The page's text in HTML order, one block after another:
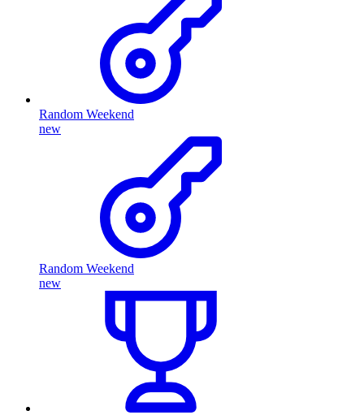
Random Weekend
new
Random Weekend
new